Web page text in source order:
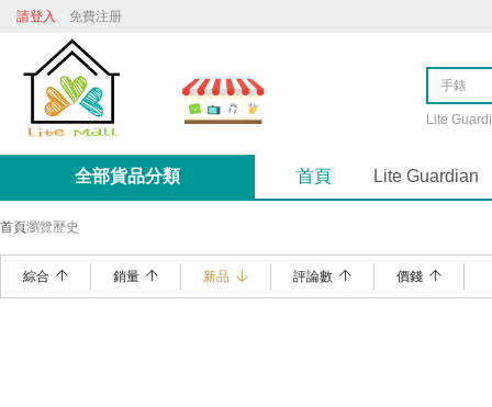
請登入 免費注册
Lite
全部貨品分類 首頁 Lite Guardian
首頁瀏覽歷史
綜合 銷量 新品 評論數 價錢